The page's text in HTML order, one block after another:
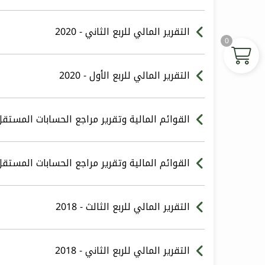
التقرير المالي للربع الثاني - 2020
التقرير المالي للربع الأول - 2020
القوائم المالية وتقرير مراجع الحسابات المستقل -
القوائم المالية وتقرير مراجع الحسابات المستقل -
التقرير المالي للربع الثالث - 2018
التقرير المالي للربع الثاني - 2018
0